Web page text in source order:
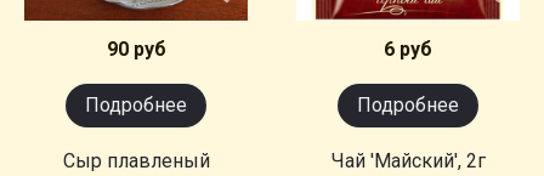
90 руб
Подробнее
Сыр плавленый
6 руб
Подробнее
Чай 'Майский', 2г